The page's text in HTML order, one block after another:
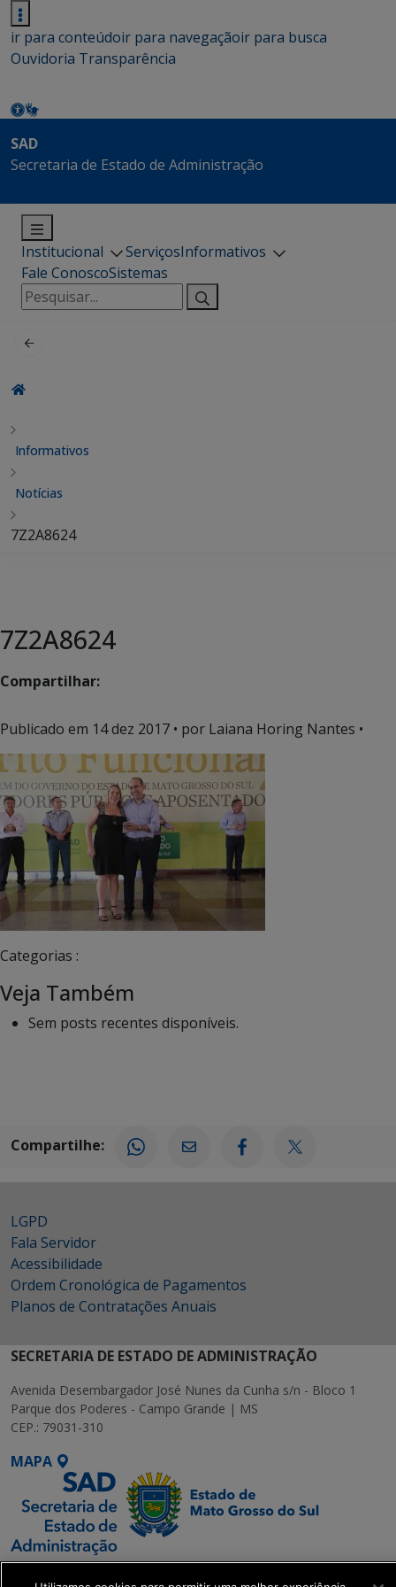
ir para conteúdoir para navegaçãoir para busca
Ouvidoria Transparência
SAD
Secretaria de Estado de Administração
Institucional ServiçosInformativos
Fale ConoscoSistemas
Pesquisar
por:
Informativos
Notícias
7Z2A8624
7Z2A8624
Compartilhar:
Publicado em 14 dez 2017 • por Laiana Horing Nantes •
Categorias :
Veja Também
Sem posts recentes disponíveis.
Compartilhe:
LGPD
Fala Servidor
Acessibilidade
Ordem Cronológica de Pagamentos
Planos de Contratações Anuais
SECRETARIA DE ESTADO DE ADMINISTRAÇÃO
Avenida Desembargador José Nunes da Cunha s/n - Bloco 1
Parque dos Poderes - Campo Grande | MS
CEP.: 79031-310
MAPA